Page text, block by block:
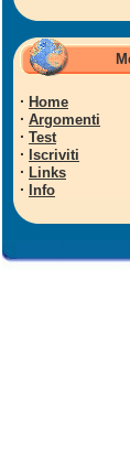
· Home
· Argomenti
· Test
· Iscriviti
· Links
· Info